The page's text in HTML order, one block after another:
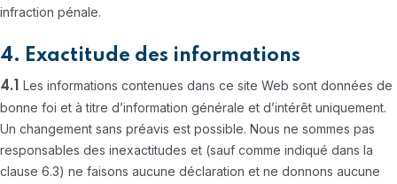
infraction pénale.
4. Exactitude des informations
4.1
Les informations contenues dans ce site Web sont données de
bonne foi et à titre d’information générale et d’intérêt uniquement.
Un changement sans préavis est possible. Nous ne sommes pas
responsables des inexactitudes et (sauf comme indiqué dans la
clause 6.3) ne faisons aucune déclaration et ne donnons aucune